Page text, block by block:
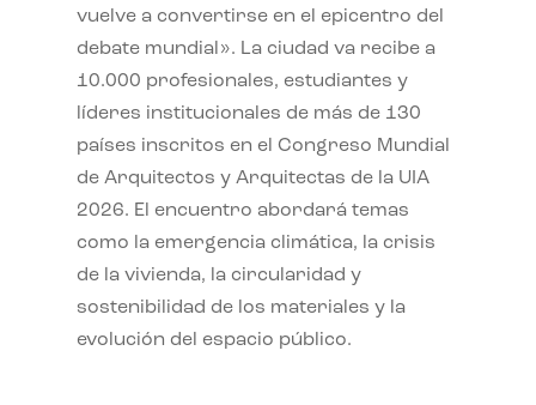
vuelve a convertirse en el epicentro del
debate mundial». La ciudad va recibe a
10.000 profesionales, estudiantes y
líderes institucionales de más de 130
países inscritos en el Congreso Mundial
de Arquitectos y Arquitectas de la UIA
2026. El encuentro abordará temas
como la emergencia climática, la crisis
de la vivienda, la circularidad y
sostenibilidad de los materiales y la
evolución del espacio público.